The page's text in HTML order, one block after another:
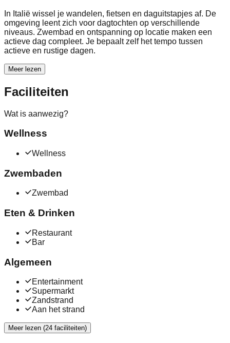
In Italië wissel je wandelen, fietsen en daguitstapjes af. De
omgeving leent zich voor dagtochten op verschillende
niveaus. Zwembad en ontspanning op locatie maken een
actieve dag compleet. Je bepaalt zelf het tempo tussen
actieve en rustige dagen.
Meer lezen
Faciliteiten
Wat is aanwezig?
Wellness
Wellness
Zwembaden
Zwembad
Eten & Drinken
Restaurant
Bar
Algemeen
Entertainment
Supermarkt
Zandstrand
Aan het strand
Meer lezen (24 faciliteiten)